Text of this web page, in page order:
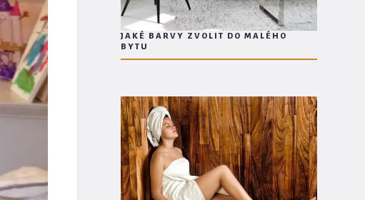
JAKÉ BARVY ZVOLIT DO MALÉHO
BYTU